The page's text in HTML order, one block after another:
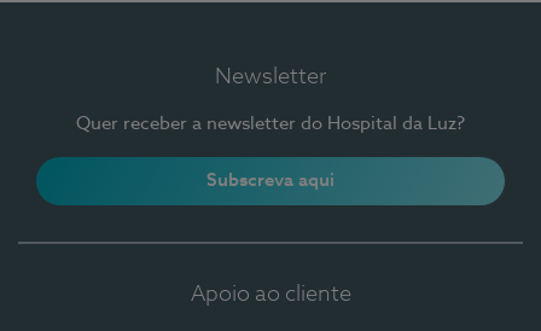
Newsletter
Quer receber a newsletter do Hospital da Luz?
Subscreva aqui
Apoio ao cliente